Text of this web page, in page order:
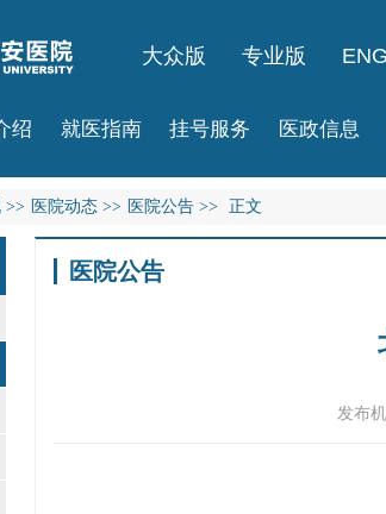
大众版 专业版
绍 就医指南 挂号服务 医政信息
>> 医院动态 >> 医院公告 >> 正文
医院公告
发布